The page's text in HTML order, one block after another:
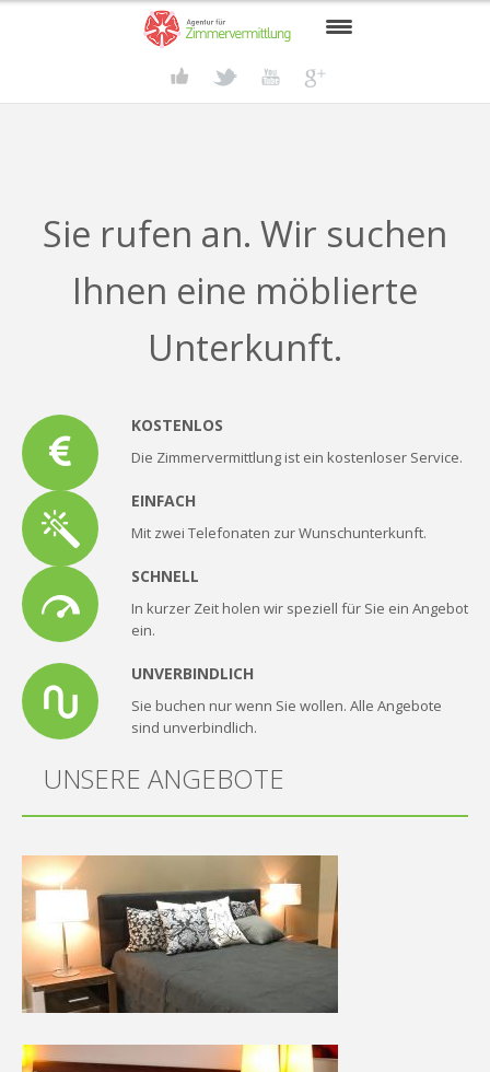
GRUPPENREISEN
RHEDA-WIEDENBRÜCK
Sie rufen an. Wir suchen
Ihnen eine möblierte
Unterkunft.
KOSTENLOS
Die Zimmervermittlung ist ein kostenloser Service.
EINFACH
Mit zwei Telefonaten zur Wunschunterkunft.
SCHNELL
In kurzer Zeit holen wir speziell für Sie ein Angebot
ein.
UNVERBINDLICH
Sie buchen nur wenn Sie wollen. Alle Angebote
sind unverbindlich.
UNSERE ANGEBOTE